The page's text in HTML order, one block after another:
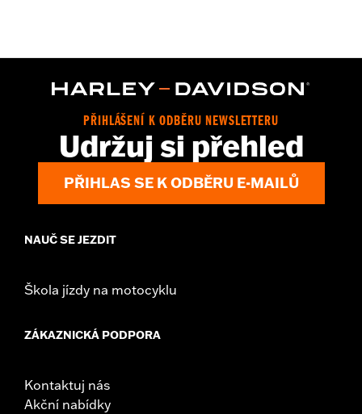
PŘIHLÁŠENÍ K ODBĚRU NEWSLETTERU
Udržuj si přehled
PŘIHLAS SE K ODBĚRU E-MAILŮ
NAUČ SE JEZDIT
Škola jízdy na motocyklu
ZÁKAZNICKÁ PODPORA
Kontaktuj nás
Akční nabídky